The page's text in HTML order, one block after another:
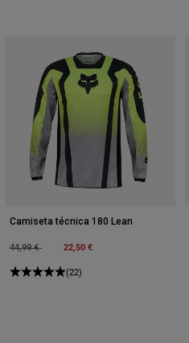
Camiseta técnica 180 Lean
Price reduced from
44,99 €to 22,50 €
(22)